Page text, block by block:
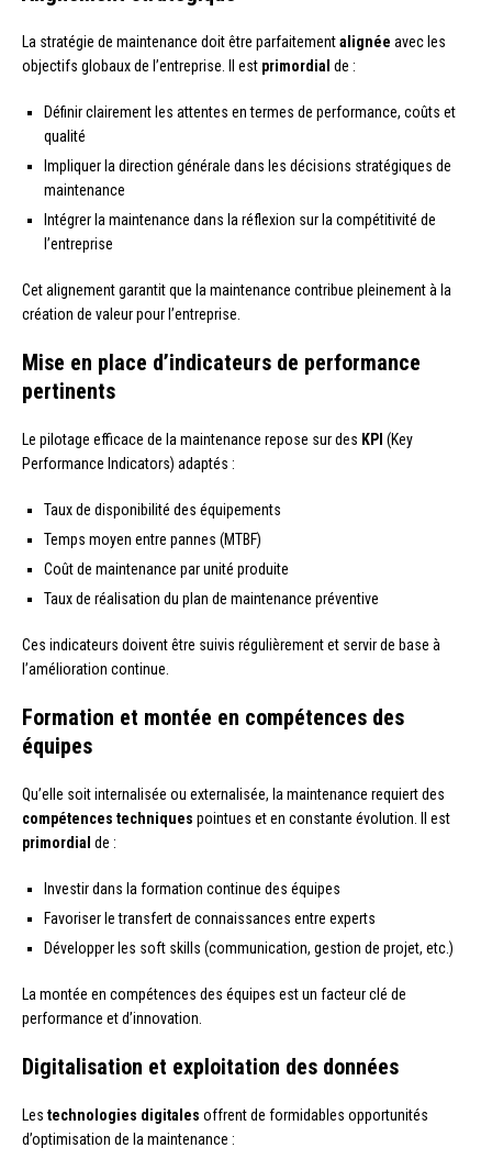
La stratégie de maintenance doit être parfaitementalignée avec les
objectifs globaux de l’entreprise. Il est primordial de :
Définir clairement les attentes en termes de performance, coûts et
qualité
Impliquer la direction générale dans les décisions stratégiques de
maintenance
Intégrer la maintenance dans la réflexion sur la compétitivité de
l’entreprise
Cet alignement garantit que la maintenance contribue pleinement à la
création de valeur pour l’entreprise.
Mise en place d’indicateurs de performance
pertinents
Le pilotage efficace de la maintenance repose sur des KPI (Key
Performance Indicators) adaptés :
Taux de disponibilité des équipements
Temps moyen entre pannes (MTBF)
Coût de maintenance par unité produite
Taux de réalisation du plan de maintenance préventive
Ces indicateurs doivent être suivis régulièrement et servir de base à
l’amélioration continue.
Formation et montée en compétences des
équipes
Qu’elle soit internalisée ou externalisée, la maintenance requiert des
compétences techniques pointues et en constante évolution. Il est
primordial de :
Investir dans la formation continue des équipes
Favoriser le transfert de connaissances entre experts
Développer les soft skills (communication, gestion de projet, etc.)
La montée en compétences des équipes est un facteur clé de
performance et d’innovation.
Digitalisation et exploitation des données
Les technologies digitales offrent de formidables opportunités
d’optimisation de la maintenance :